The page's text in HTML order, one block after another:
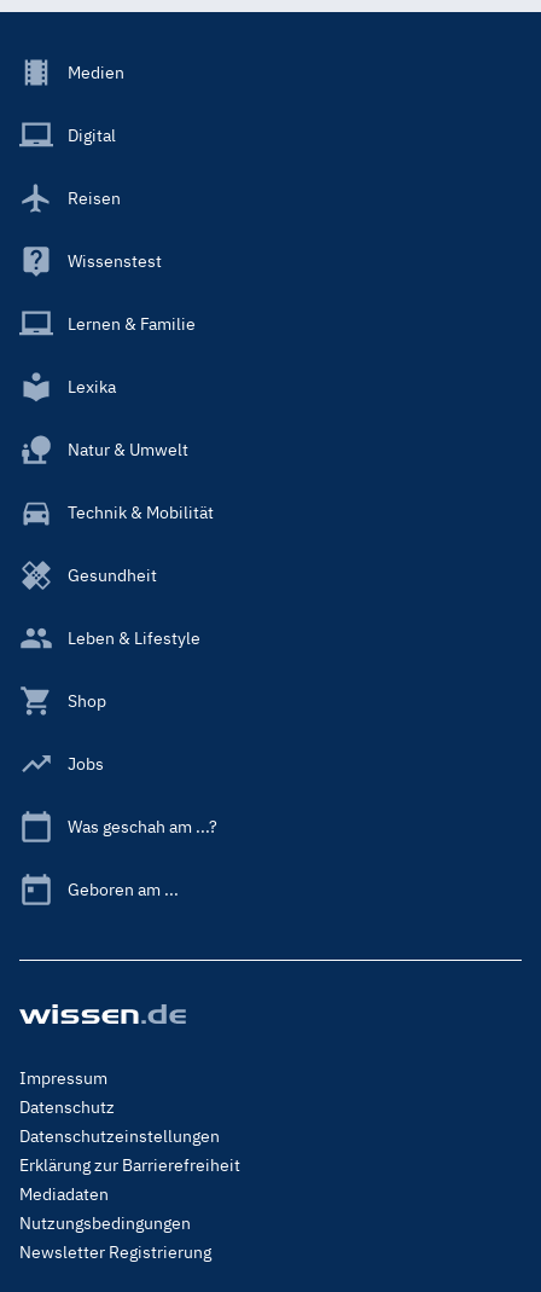
Footer
Main
Medien
Digital
Reisen
Wissenstest
Lernen & Familie
Lexika
Natur & Umwelt
Technik & Mobilität
Gesundheit
Leben & Lifestyle
Shop
Jobs
Was geschah am ...?
Geboren am ...
Footer
Menu
Legal
Impressum
Datenschutz
Datenschutzeinstellungen
Erklärung zur Barrierefreiheit
Mediadaten
Nutzungsbedingungen
Newsletter Registrierung